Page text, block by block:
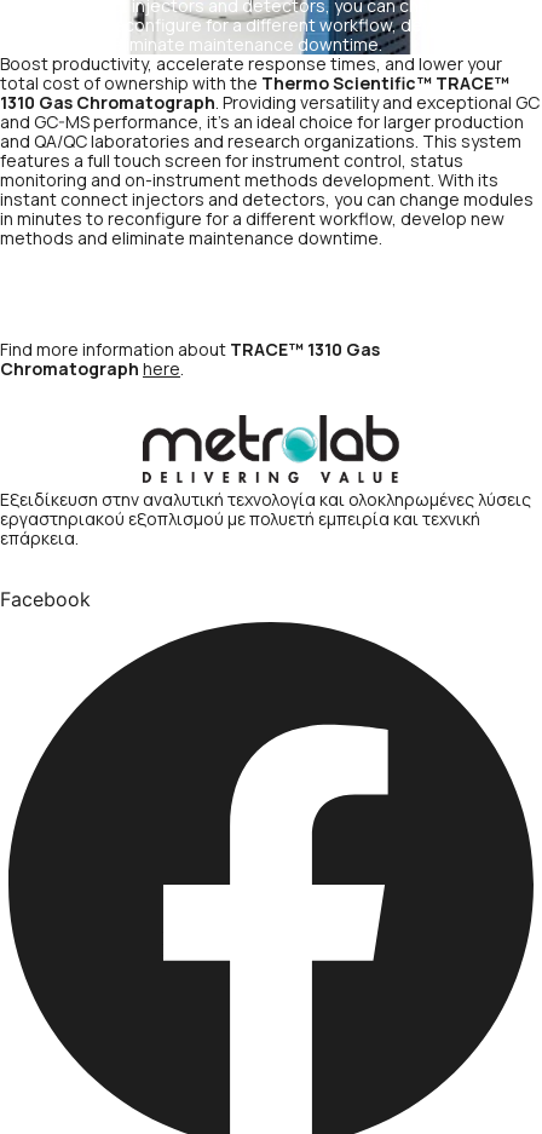
instant connect injectors and detectors, you can change modules
in minutes to reconfigure for a different workflow, develop new
methods and eliminate maintenance downtime.
Boost productivity, accelerate response times, and lower your
total cost of ownership with the Thermo Scientific™ TRACE™
1310 Gas Chromatograph. Providing versatility and exceptional GC
and GC-MS performance, it’s an ideal choice for larger production
and QA/QC laboratories and research organizations. This system
features a full touch screen for instrument control, status
monitoring and on-instrument methods development. With its
instant connect injectors and detectors, you can change modules
in minutes to reconfigure for a different workflow, develop new
methods and eliminate maintenance downtime.
Find more information about TRACE™ 1310 Gas
Chromatograph here.
Εξειδίκευση στην αναλυτική τεχνολογία και ολοκληρωμένες λύσεις
εργαστηριακού εξοπλισμού με πολυετή εμπειρία και τεχνική
επάρκεια.
Facebook